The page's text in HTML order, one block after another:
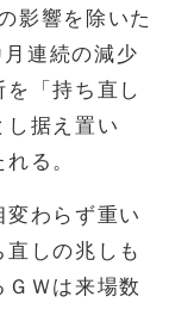
影響を除いた
連続の減少
「持ち直し
据え置い
る。
わらず重い
しの兆しも
Ｗは来場数